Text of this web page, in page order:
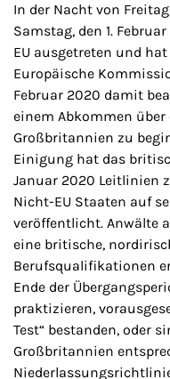
In der Nacht von
Samstag, den 1.
EU ausgetreten und
Europäische
Februar 2020 damit
einem Abkommen
Großbritannien zu
Einigung hat das
Januar 2020 Leitlinien
Nicht-EU Staaten auf
veröffentlicht. Anwälte
eine britische,
Berufsqualifikationen
Ende der
praktizieren,
Test“ bestanden, oder
Großbritannien